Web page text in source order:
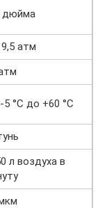
дюйма
атм
°С до +60 °С
л воздуха в